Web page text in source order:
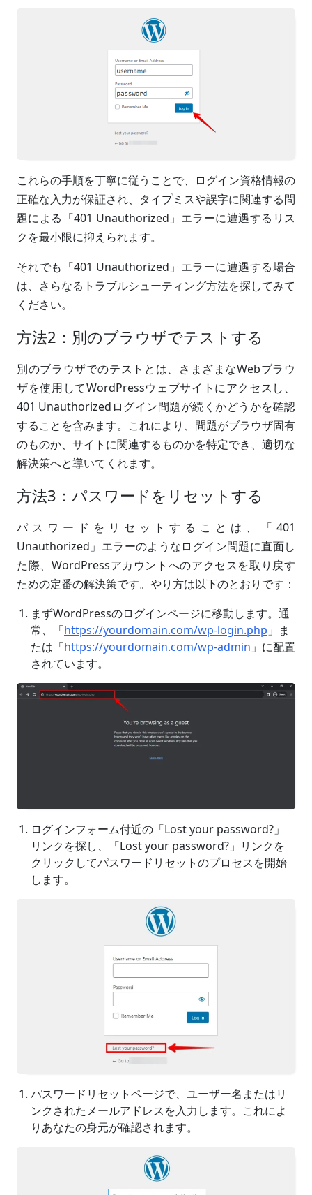
これらの手順を丁寧に従うことで、ログイン資格情報の
正確な入力が保証され、タイプミスや誤字に関連する問
題による「401 Unauthorized」エラーに遭遇するリス
クを最小限に抑えられます。
それでも「401 Unauthorized」エラーに遭遇する場合
は、さらなるトラブルシューティング方法を探してみて
ください。
方法2：別のブラウザでテストする
別のブラウザでのテストとは、さまざまなWebブラウ
ザを使用してWordPressウェブサイトにアクセスし、
401 Unauthorizedログイン問題が続くかどうかを確認
することを含みます。これにより、問題がブラウザ固有
のものか、サイトに関連するものかを特定でき、適切な
解決策へと導いてくれます。
方法3：パスワードをリセットする
パスワードをリセットすることは、「401
Unauthorized」エラーのようなログイン問題に直面し
た際、WordPressアカウントへのアクセスを取り戻す
ための定番の解決策です。やり方は以下のとおりです：
まずWordPressのログインページに移動します。通
常、「https://yourdomain.com/wp-login.php 」ま
たは「https://yourdomain.com/wp-admin 」に配置
されています。
ログインフォーム付近の「Lost your password?」
リンクを探し、「Lost your password?」リンクを
クリックしてパスワードリセットのプロセスを開始
します。
パスワードリセットページで、ユーザー名またはリ
ンクされたメールアドレスを入力します。これによ
りあなたの身元が確認されます。